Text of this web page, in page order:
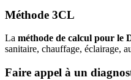
Méthode 3CL
La méthode de calcul pour le
sanitaire, chauffage, éclairage,
Faire appel à un